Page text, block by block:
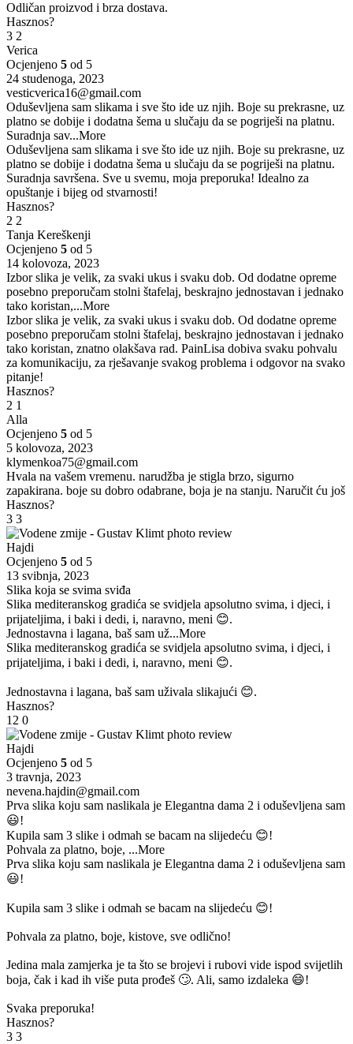
Odličan proizvod i brza dostava.
Hasznos?
3 2
Verica
Ocjenjeno 5 od 5
24 studenoga, 2023
vesticverica16@gmail.com
Oduševljena sam slikama i sve što ide uz njih. Boje su prekrasne, uz
platno se dobije i dodatna šema u slučaju da se pogriješi na platnu.
Suradnja sav...More
Oduševljena sam slikama i sve što ide uz njih. Boje su prekrasne, uz
platno se dobije i dodatna šema u slučaju da se pogriješi na platnu.
Suradnja savršena. Sve u svemu, moja preporuka! Idealno za
opuštanje i bijeg od stvarnosti!
Hasznos?
2 2
Tanja Kereškenji
Ocjenjeno 5 od 5
14 kolovoza, 2023
Izbor slika je velik, za svaki ukus i svaku dob. Od dodatne opreme
posebno preporučam stolni štafelaj, beskrajno jednostavan i jednako
tako koristan,...More
Izbor slika je velik, za svaki ukus i svaku dob. Od dodatne opreme
posebno preporučam stolni štafelaj, beskrajno jednostavan i jednako
tako koristan, znatno olakšava rad. PainLisa dobiva svaku pohvalu
za komunikaciju, za rješavanje svakog problema i odgovor na svako
pitanje!
Hasznos?
2 1
Alla
Ocjenjeno 5 od 5
5 kolovoza, 2023
klymenkoa75@gmail.com
Hvala na vašem vremenu. narudžba je stigla brzo, sigurno
zapakirana. boje su dobro odabrane, boja je na stanju. Naručit ću još
Hasznos?
3 3
Hajdi
Ocjenjeno 5 od 5
13 svibnja, 2023
Slika koja se svima sviđa
Slika mediteranskog gradića se svidjela apsolutno svima, i djeci, i
prijateljima, i baki i dedi, i, naravno, meni 😊.
Jednostavna i lagana, baš sam už...More
Slika mediteranskog gradića se svidjela apsolutno svima, i djeci, i
prijateljima, i baki i dedi, i, naravno, meni 😊.
Jednostavna i lagana, baš sam uživala slikajući 😊.
Hasznos?
12 0
Hajdi
Ocjenjeno 5 od 5
3 travnja, 2023
nevena.hajdin@gmail.com
Prva slika koju sam naslikala je Elegantna dama 2 i oduševljena sam
😃!
Kupila sam 3 slike i odmah se bacam na slijedeću 😊!
Pohvala za platno, boje, ...More
Prva slika koju sam naslikala je Elegantna dama 2 i oduševljena sam
😃!
Kupila sam 3 slike i odmah se bacam na slijedeću 😊!
Pohvala za platno, boje, kistove, sve odlično!
Jedina mala zamjerka je ta što se brojevi i rubovi vide ispod svijetlih
boja, čak i kad ih više puta prođeš 🙄. Ali, samo izdaleka 😄!
Svaka preporuka!
Hasznos?
3 3